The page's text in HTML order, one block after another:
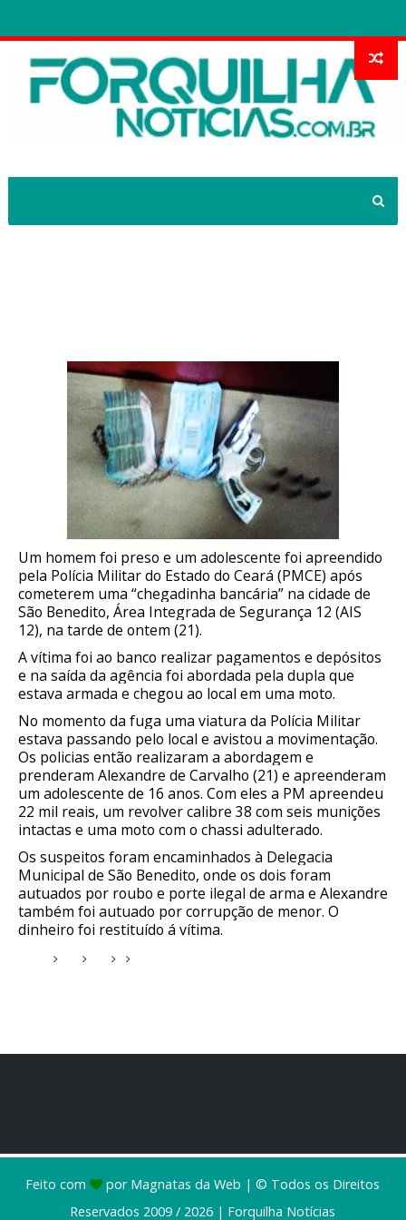
Um homem foi preso e um adolescente foi apreendido
pela Polícia Militar do Estado do Ceará (PMCE) após
cometerem uma “chegadinha bancária” na cidade de
São Benedito, Área Integrada de Segurança 12 (AIS
12), na tarde de ontem (21).
A vítima foi ao banco realizar pagamentos e depósitos
e na saída da agência foi abordada pela dupla que
estava armada e chegou ao local em uma moto.
No momento da fuga uma viatura da Polícia Militar
estava passando pelo local e avistou a movimentação.
Os policias então realizaram a abordagem e
prenderam Alexandre de Carvalho (21) e apreenderam
um adolescente de 16 anos. Com eles a PM apreendeu
22 mil reais, um revolver calibre 38 com seis munições
intactas e uma moto com o chassi adulterado.
Os suspeitos foram encaminhados à Delegacia
Municipal de São Benedito, onde os dois foram
autuados por roubo e porte ilegal de arma e Alexandre
também foi autuado por corrupção de menor. O
dinheiro foi restituído á vítima.
Feito com por Magnatas da Web | © Todos os Direitos
Reservados 2009 / 2026 | Forquilha Notícias